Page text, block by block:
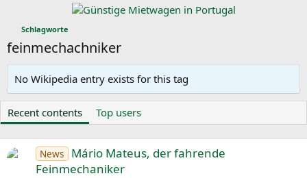
Schlagworte
feinmechachniker
No Wikipedia entry exists for this tag
Recent contents Top users
News
Mário Mateus, der fahrende
Feinmechaniker